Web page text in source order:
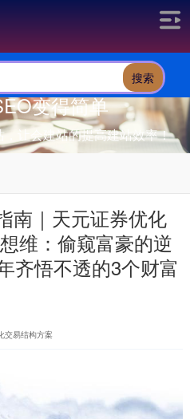
搜索
变得简单
让会建站的提高建站效率！
南｜天元证券优化
维：偷窥富豪的逆
齐悟不透的3个财富
交易结构方案